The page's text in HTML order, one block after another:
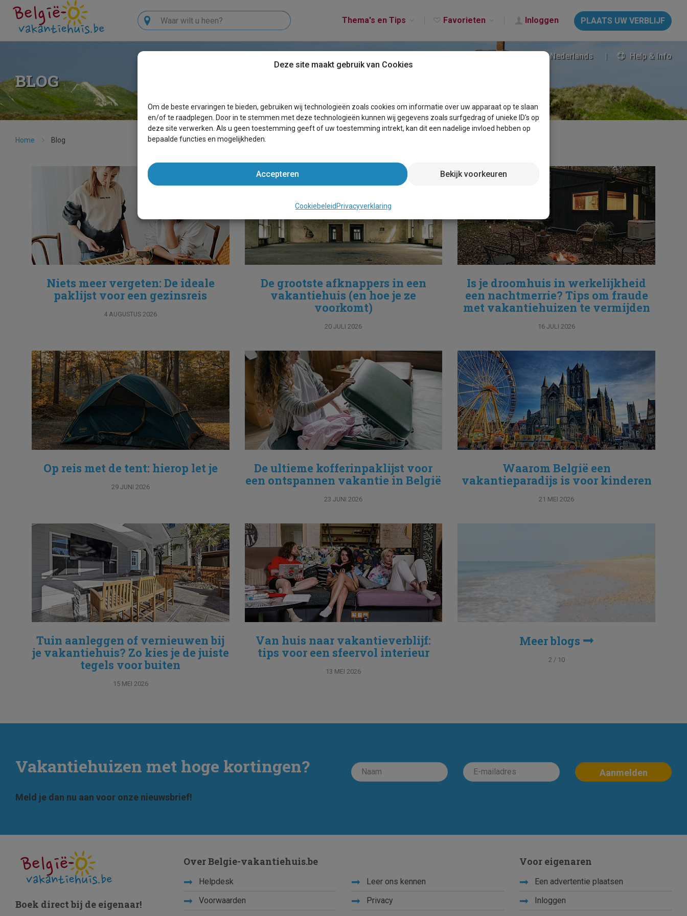
Thema's en Tips Favorieten Inloggen PLAATS UW VERBLIJF
Zoeken
Nederlands Help & Info
BLOG
Home Blog
Niets meer vergeten: De ideale
paklijst voor een gezinsreis
4 AUGUSTUS 2026
De grootste afknappers in een
vakantiehuis (en hoe je ze
voorkomt)
20 JULI 2026
Is je droomhuis in werkelijkheid
een nachtmerrie? Tips om fraude
met vakantiehuizen te vermijden
16 JULI 2026
Op reis met de tent: hierop let je
29 JUNI 2026
De ultieme kofferinpaklijst voor
een ontspannen vakantie in België
23 JUNI 2026
Waarom België een
vakantieparadijs is voor kinderen
21 MEI 2026
Tuin aanleggen of vernieuwen bij
je vakantiehuis? Zo kies je de juiste
tegels voor buiten
15 MEI 2026
Van huis naar vakantieverblijf:
tips voor een sfeervol interieur
13 MEI 2026
Meer blogs
2 / 10
Vakantiehuizen met hoge kortingen?
Meld je dan nu aan voor onze nieuwsbrief!
Deze site maakt gebruik van Cookies
Om de beste ervaringen te bieden, gebruiken wij technologieën zoals cookies om informatie over uw apparaat op te slaan
en/of te raadplegen. Door in te stemmen met deze technologieën kunnen wij gegevens zoals surfgedrag of unieke ID's op
deze site verwerken. Als u geen toestemming geeft of uw toestemming intrekt, kan dit een nadelige invloed hebben op
bepaalde functies en mogelijkheden.
Accepteren Bekijk voorkeuren
Cookiebeleid Privacyverklaring
Boek direct bij de eigenaar!
Over Belgie-vakantiehuis.be
Helpdesk
Voorwaarden
Leer ons kennen
Privacy
Voor eigenaren
Een advertentie plaatsen
Inloggen